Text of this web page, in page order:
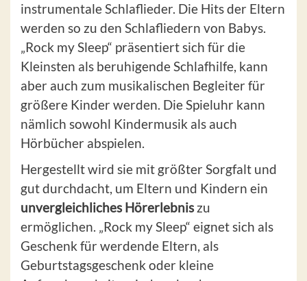
instrumentale Schlaflieder. Die Hits der Eltern
werden so zu den Schlafliedern von Babys.
„Rock my Sleep“ präsentiert sich für die
Kleinsten als beruhigende Schlafhilfe, kann
aber auch zum musikalischen Begleiter für
größere Kinder werden. Die Spieluhr kann
nämlich sowohl Kindermusik als auch
Hörbücher abspielen.
Hergestellt wird sie mit größter Sorgfalt und
gut durchdacht, um Eltern und Kindern ein
unvergleichliches Hörerlebniszu
ermöglichen. „Rock my Sleep“ eignet sich als
Geschenk für werdende Eltern, als
Geburtstagsgeschenk oder kleine